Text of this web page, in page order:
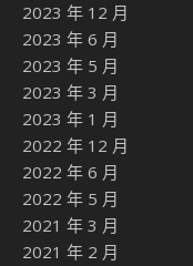
2023 年 12 月
2023 年 6 月
2023 年 5 月
2023 年 3 月
2023 年 1 月
2022 年 12 月
2022 年 6 月
2022 年 5 月
2021 年 3 月
2021 年 2 月